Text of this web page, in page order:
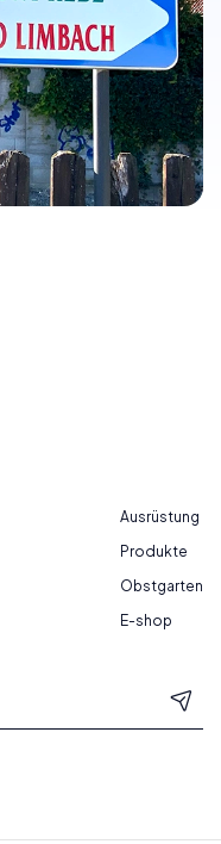
Ausrüstung
Produkte
Obstgarten
E-shop